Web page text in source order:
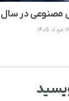
در سال ۲۰۲۶